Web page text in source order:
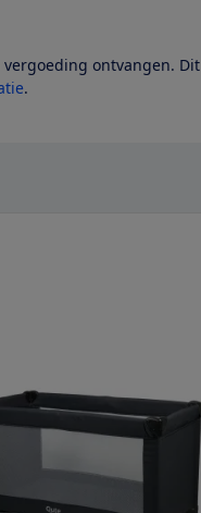
vergoeding ontvangen. Dit
.